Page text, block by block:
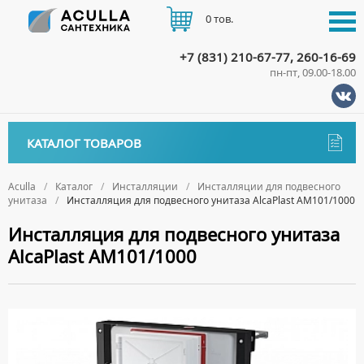
Aculla Каталог Инсталляции
Инсталляции для подвесного
унитаза
Инсталляция для подвесного унитаза AlcaPlast AM101/1000
Инсталляция для подвесного унитаза
AlcaPlast AM101/1000
КАТАЛОГ ТОВАРОВ
ДЕРЖАТЕЛИ
ДИСПЕНСЕРЫ
ДОЗАТОРЫ ДЛЯ МЫЛА
МЫЛЬНИЦЫ
ПОЛОТЕНЦЕДЕРЖАТЕЛИ
Биде
НАПОЛЬНЫЕ БИДЕ
ПОДВЕСНЫЕ БИДЕ
КРЫШКИ ДЛЯ БИДЕ
Ванны
АКРИЛОВЫЕ ВАННЫ
СТАЛЬНЫЕ ВАННЫ
Ванны комплектующие
ПОДГОЛОВНИКИ
ВОДОНАГРЕВАТЕЛИ КОМБИНИРОВАННОГО НАГРЕВА
ВОДОНАГРЕВАТЕЛИ КОСВЕННОГО НАГРЕВА
Все для душа
ДУШЕВЫЕ ДВЕРИ
+7 (831) 210-67-77, 260-16-69
пн-пт, 09.00-18.00
0 тов.
ДОСТАВКА
ОПЛАТА
КОНТАКТЫ